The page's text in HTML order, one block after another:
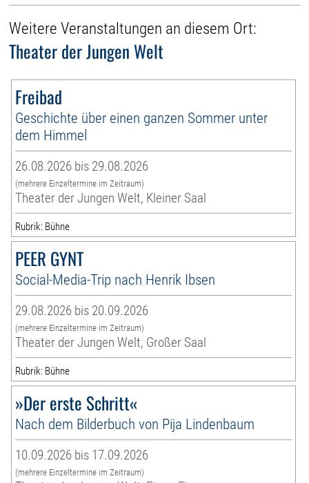
Weitere Veranstaltungen an diesem Ort:
Theater der Jungen Welt
Freibad
Geschichte über einen ganzen Sommer unter
dem Himmel
26.08.2026 bis 29.08.2026
(mehrere Einzeltermine im Zeitraum)
Theater der Jungen Welt, Kleiner Saal
Rubrik: Bühne
PEER GYNT
Social-Media-Trip nach Henrik Ibsen
29.08.2026 bis 20.09.2026
(mehrere Einzeltermine im Zeitraum)
Theater der Jungen Welt, Großer Saal
Rubrik: Bühne
»Der erste Schritt«
Nach dem Bilderbuch von Pija Lindenbaum
10.09.2026 bis 17.09.2026
(mehrere Einzeltermine im Zeitraum)